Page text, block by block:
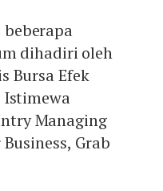
dihadiri oleh
Bursa Efek
Istimewa
Managing
Grab